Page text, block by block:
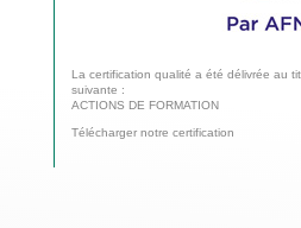
La certification qualité a été délivrée au
suivante :
ACTIONS DE FORMATION
Télécharger notre certification